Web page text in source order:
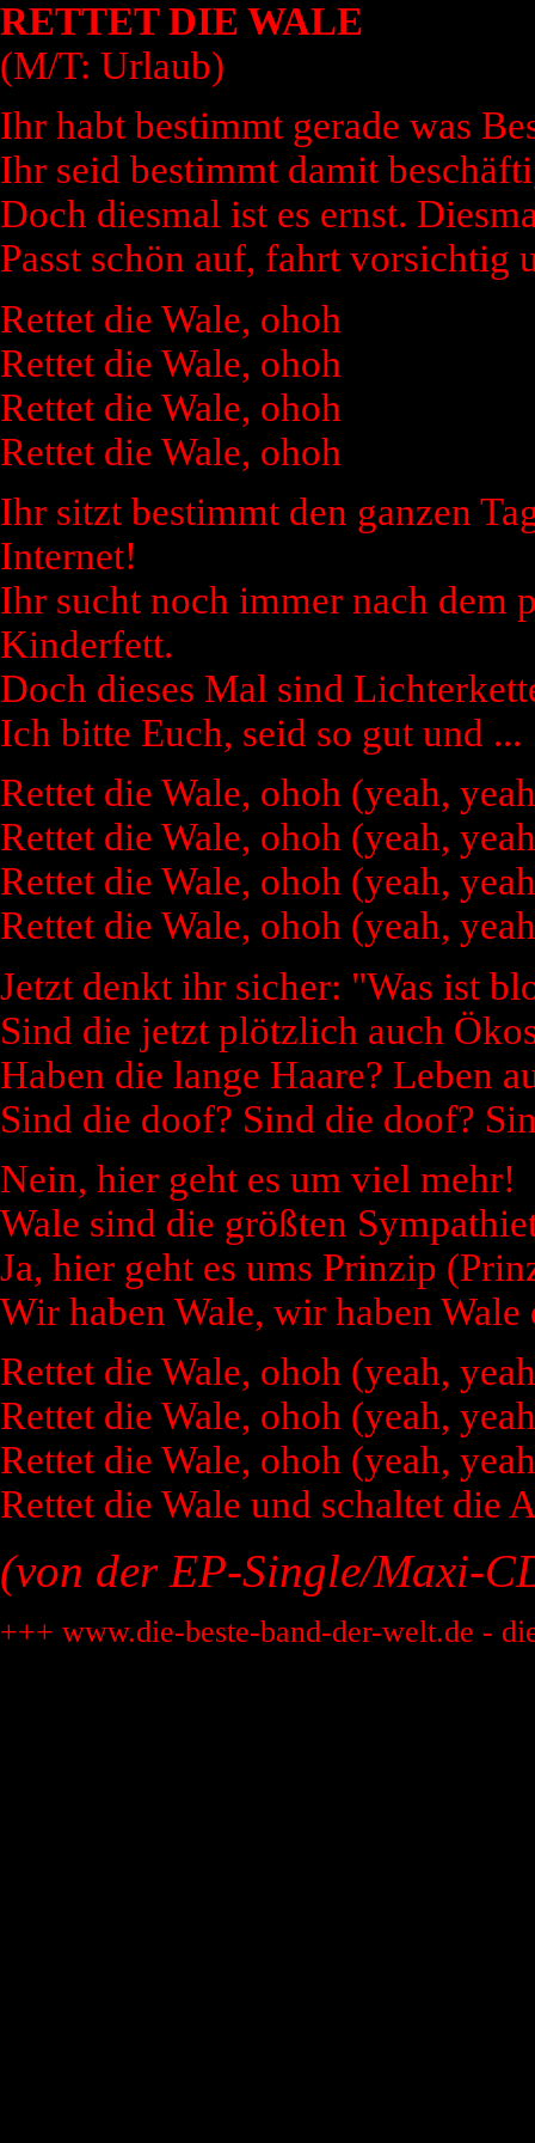
RETTET DIE WALE
(M/T: Urlaub)
Ihr habt bestimmt gerade was
Ihr seid bestimmt damit
Doch diesmal ist es ernst.
Passt schön auf, fahrt vorsichtig
Rettet die Wale, ohoh
Rettet die Wale, ohoh
Rettet die Wale, ohoh
Rettet die Wale, ohoh
Ihr sitzt bestimmt den ganzen
Internet!
Ihr sucht noch immer nach dem
Kinderfett.
Doch dieses Mal sind
Ich bitte Euch, seid so gut und ...
Rettet die Wale, ohoh (yeah,
Rettet die Wale, ohoh (yeah,
Rettet die Wale, ohoh (yeah,
Rettet die Wale, ohoh (yeah,
Jetzt denkt ihr sicher: "Was ist
Sind die jetzt plötzlich auch
Haben die lange Haare? Leben
Sind die doof? Sind die doof?
Nein, hier geht es um viel mehr!
Wale sind die größten
Ja, hier geht es ums Prinzip
Wir haben Wale, wir haben
Rettet die Wale, ohoh (yeah,
Rettet die Wale, ohoh (yeah,
Rettet die Wale, ohoh (yeah,
Rettet die Wale und schaltet die
(von der EP-Single/Maxi-
+++ www.die-beste-band-der-welt.de -